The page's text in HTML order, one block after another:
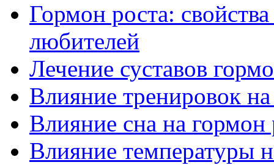
Гормон роста:
любителей
Лечение суставов
Влияние тренировок
Влияние сна на
Влияние температуры